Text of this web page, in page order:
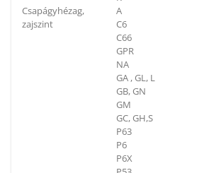
Csapágyhézag,
zajszint
A
C6
C66
GPR
NA
GA , GL, L
GB, GN
GM
GC, GH,S
P63
P6
P6X